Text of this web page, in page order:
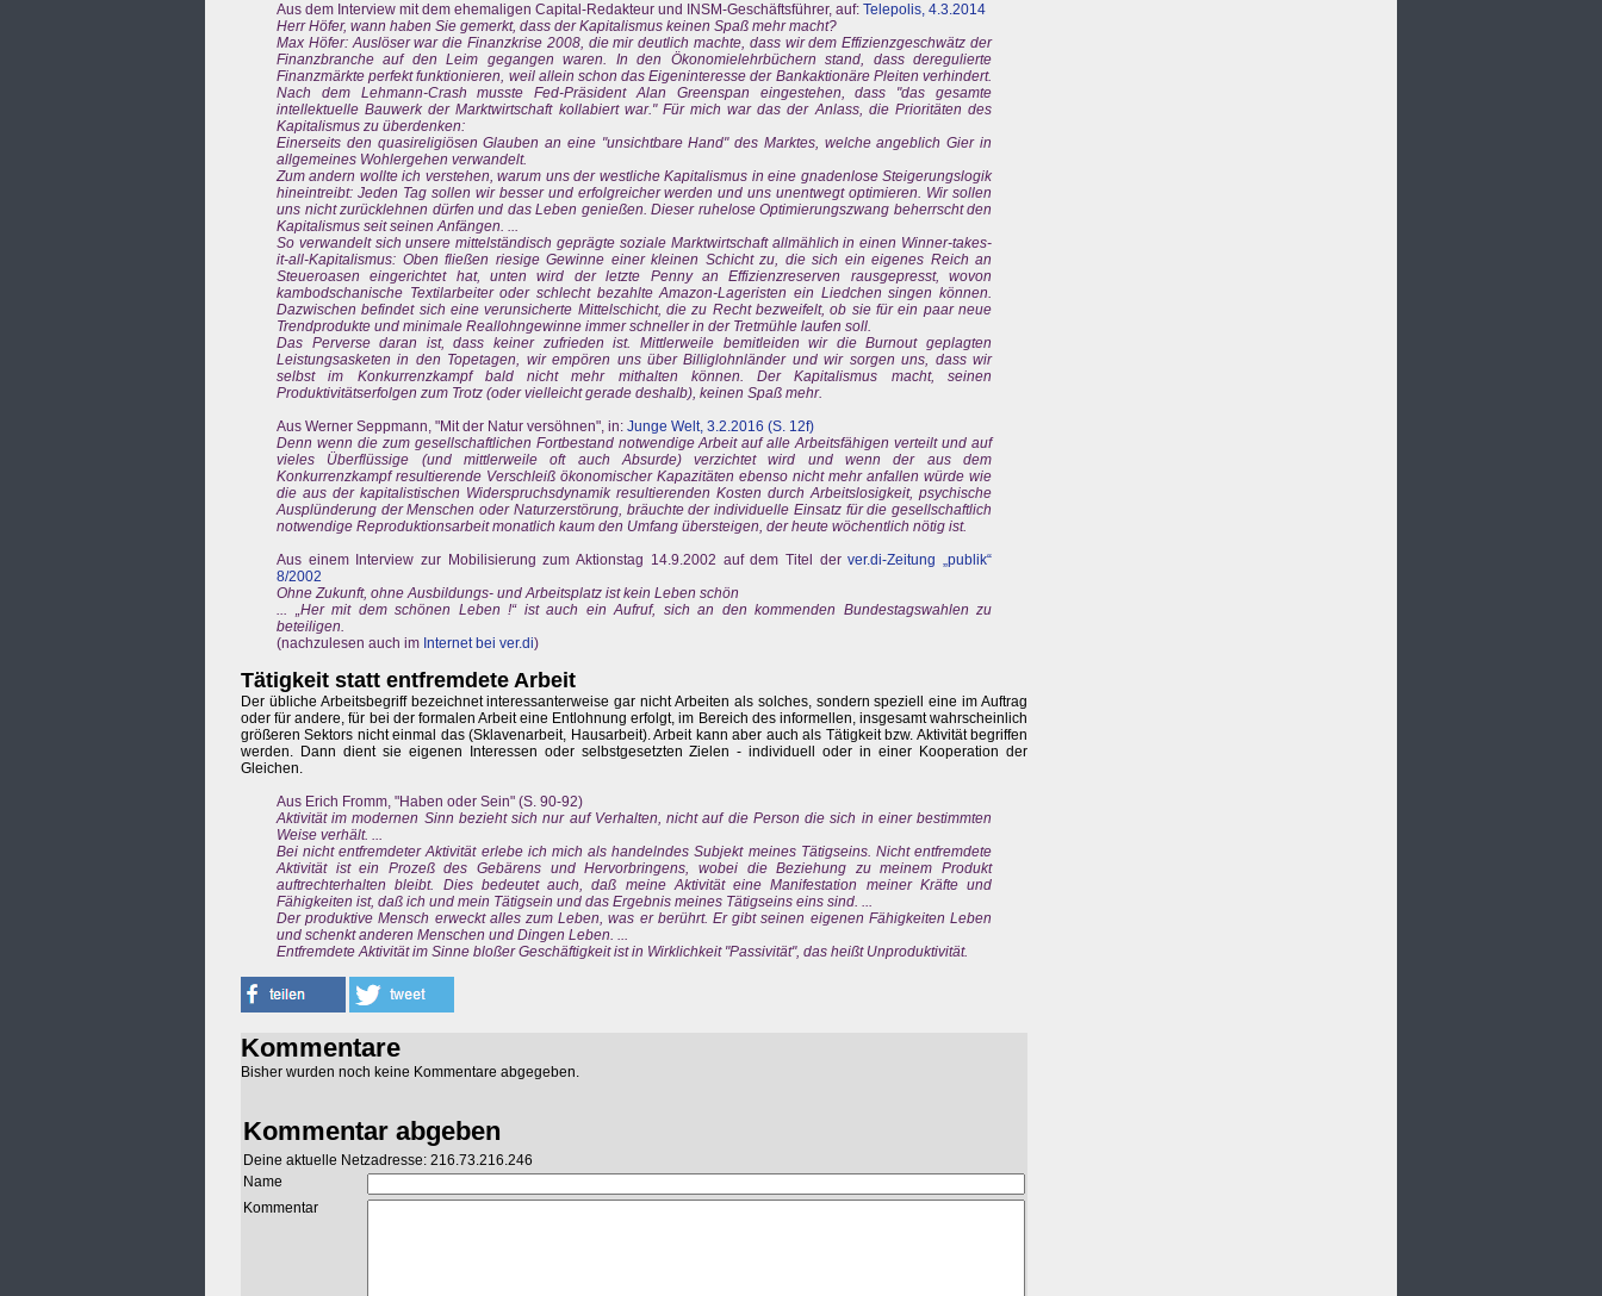
Aus dem Interview mit dem ehemaligen Capital-Redakteur und INSM-Geschäftsführer, auf: Telepolis, 4.3.2014
Herr Höfer, wann haben Sie gemerkt, dass der Kapitalismus keinen Spaß mehr macht?
Max Höfer: Auslöser war die Finanzkrise 2008, die mir deutlich machte, dass wir dem Effizienzgeschwätz der
Finanzbranche auf den Leim gegangen waren. In den Ökonomielehrbüchern stand, dass deregulierte
Finanzmärkte perfekt funktionieren, weil allein schon das Eigeninteresse der Bankaktionäre Pleiten verhindert.
Nach dem Lehmann-Crash musste Fed-Präsident Alan Greenspan eingestehen, dass "das gesamte
intellektuelle Bauwerk der Marktwirtschaft kollabiert war." Für mich war das der Anlass, die Prioritäten des
Kapitalismus zu überdenken:
Einerseits den quasireligiösen Glauben an eine "unsichtbare Hand" des Marktes, welche angeblich Gier in
allgemeines Wohlergehen verwandelt.
Zum andern wollte ich verstehen, warum uns der westliche Kapitalismus in eine gnadenlose Steigerungslogik
hineintreibt: Jeden Tag sollen wir besser und erfolgreicher werden und uns unentwegt optimieren. Wir sollen
uns nicht zurücklehnen dürfen und das Leben genießen. Dieser ruhelose Optimierungszwang beherrscht den
Kapitalismus seit seinen Anfängen. ...
So verwandelt sich unsere mittelständisch geprägte soziale Marktwirtschaft allmählich in einen Winner-takes-
it-all-Kapitalismus: Oben fließen riesige Gewinne einer kleinen Schicht zu, die sich ein eigenes Reich an
Steueroasen eingerichtet hat, unten wird der letzte Penny an Effizienzreserven rausgepresst, wovon
kambodschanische Textilarbeiter oder schlecht bezahlte Amazon-Lageristen ein Liedchen singen können.
Dazwischen befindet sich eine verunsicherte Mittelschicht, die zu Recht bezweifelt, ob sie für ein paar neue
Trendprodukte und minimale Reallohngewinne immer schneller in der Tretmühle laufen soll.
Das Perverse daran ist, dass keiner zufrieden ist. Mittlerweile bemitleiden wir die Burnout geplagten
Leistungsasketen in den Topetagen, wir empören uns über Billiglohnländer und wir sorgen uns, dass wir
selbst im Konkurrenzkampf bald nicht mehr mithalten können. Der Kapitalismus macht, seinen
Produktivitätserfolgen zum Trotz (oder vielleicht gerade deshalb), keinen Spaß mehr.
Aus Werner Seppmann, "Mit der Natur versöhnen", in: Junge Welt, 3.2.2016 (S. 12f)
Denn wenn die zum gesellschaftlichen Fortbestand notwendige Arbeit auf alle Arbeitsfähigen verteilt und auf
vieles Überflüssige (und mittlerweile oft auch Absurde) verzichtet wird und wenn der aus dem
Konkurrenzkampf resultierende Verschleiß ökonomischer Kapazitäten ebenso nicht mehr anfallen würde wie
die aus der kapitalistischen Widerspruchsdynamik resultierenden Kosten durch Arbeitslosigkeit, psychische
Ausplünderung der Menschen oder Naturzerstörung, bräuchte der individuelle Einsatz für die gesellschaftlich
notwendige Reproduktionsarbeit monatlich kaum den Umfang übersteigen, der heute wöchentlich nötig ist.
Aus einem Interview zur Mobilisierung zum Aktionstag 14.9.2002 auf dem Titel derver.di-Zeitung „publik“
8/2002
Ohne Zukunft, ohne Ausbildungs- und Arbeitsplatz ist kein Leben schön
... „Her mit dem schönen Leben !“ ist auch ein Aufruf, sich an den kommenden Bundestagswahlen zu
beteiligen.
(nachzulesen auch im Internet bei ver.di)
Tätigkeit statt entfremdete Arbeit
Der übliche Arbeitsbegriff bezeichnet interessanterweise gar nicht Arbeiten als solches, sondern speziell eine im Auftrag
oder für andere, für bei der formalen Arbeit eine Entlohnung erfolgt, im Bereich des informellen, insgesamt wahrscheinlich
größeren Sektors nicht einmal das (Sklavenarbeit, Hausarbeit). Arbeit kann aber auch als Tätigkeit bzw. Aktivität begriffen
werden. Dann dient sie eigenen Interessen oder selbstgesetzten Zielen - individuell oder in einer Kooperation der
Gleichen.
Aus Erich Fromm, "Haben oder Sein" (S. 90-92)
Aktivität im modernen Sinn bezieht sich nur auf Verhalten, nicht auf die Person die sich in einer bestimmten
Weise verhält. ...
Bei nicht entfremdeter Aktivität erlebe ich mich als handelndes Subjekt meines Tätigseins. Nicht entfremdete
Aktivität ist ein Prozeß des Gebärens und Hervorbringens, wobei die Beziehung zu meinem Produkt
auftrechterhalten bleibt. Dies bedeutet auch, daß meine Aktivität eine Manifestation meiner Kräfte und
Fähigkeiten ist, daß ich und mein Tätigsein und das Ergebnis meines Tätigseins eins sind. ...
Der produktive Mensch erweckt alles zum Leben, was er berührt. Er gibt seinen eigenen Fähigkeiten Leben
und schenkt anderen Menschen und Dingen Leben. ...
Entfremdete Aktivität im Sinne bloßer Geschäftigkeit ist in Wirklichkeit "Passivität", das heißt Unproduktivität.
Kommentare
Bisher wurden noch keine Kommentare abgegeben.
Kommentar abgeben
Deine aktuelle Netzadresse: 216.73.216.246
Name
Kommentar